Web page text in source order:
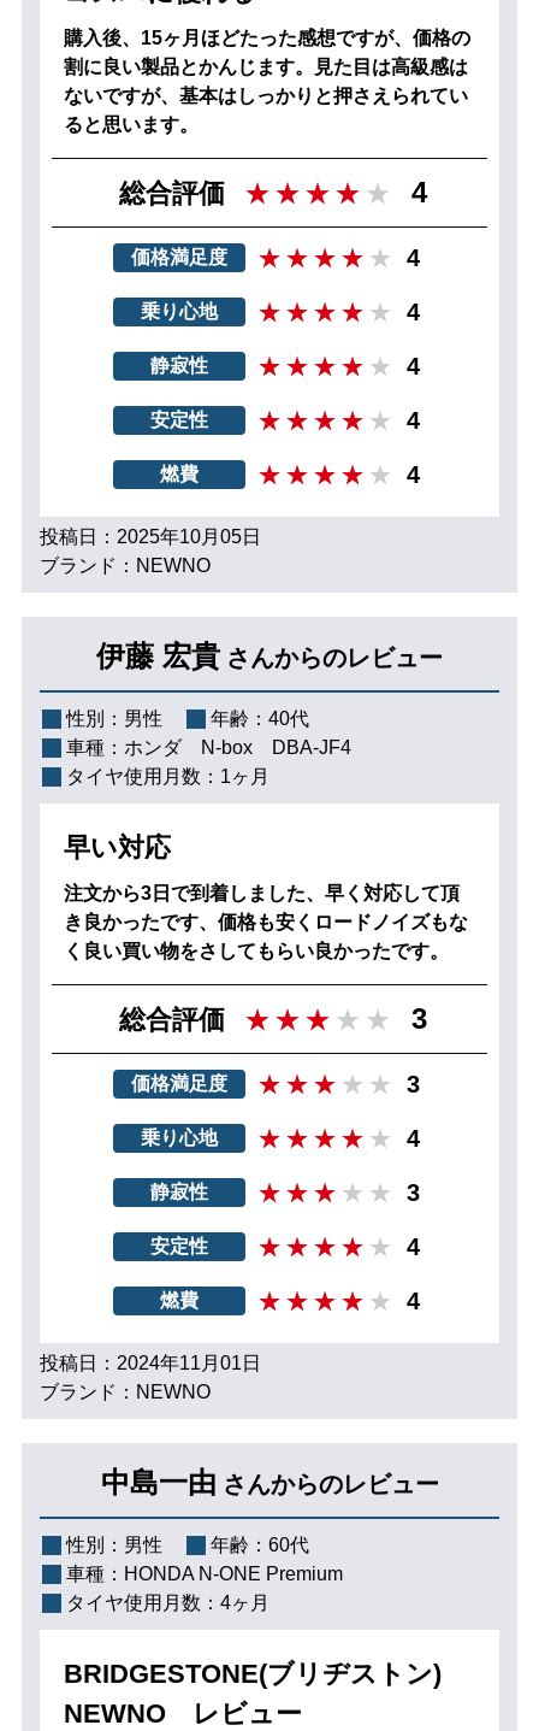
購入後、15ヶ月ほどたった感想ですが、価格の
割に良い製品とかんじます。見た目は高級感は
ないですが、基本はしっかりと押さえられてい
ると思います。
総合評価 4
価格満足度 4
乗り心地 4
静寂性 4
安定性 4
燃費 4
投稿日：2025年10月05日
ブランド：NEWNO
伊藤 宏貴 さんからのレビュー
性別： 男性 年齢： 40代
車種： ホンダ N‐box DBA-JF4
タイヤ使用月数： 1ヶ月
早い対応
注文から3日で到着しました、早く対応して頂
き良かったです、価格も安くロードノイズもな
く良い買い物をさしてもらい良かったです。
総合評価 3
価格満足度 3
乗り心地 4
静寂性 3
安定性 4
燃費 4
投稿日：2024年11月01日
ブランド：NEWNO
中島一由 さんからのレビュー
性別： 男性 年齢： 60代
車種： HONDA N-ONE Premium
タイヤ使用月数： 4ヶ月
BRIDGESTONE(ブリヂストン)
NEWNO レビュー